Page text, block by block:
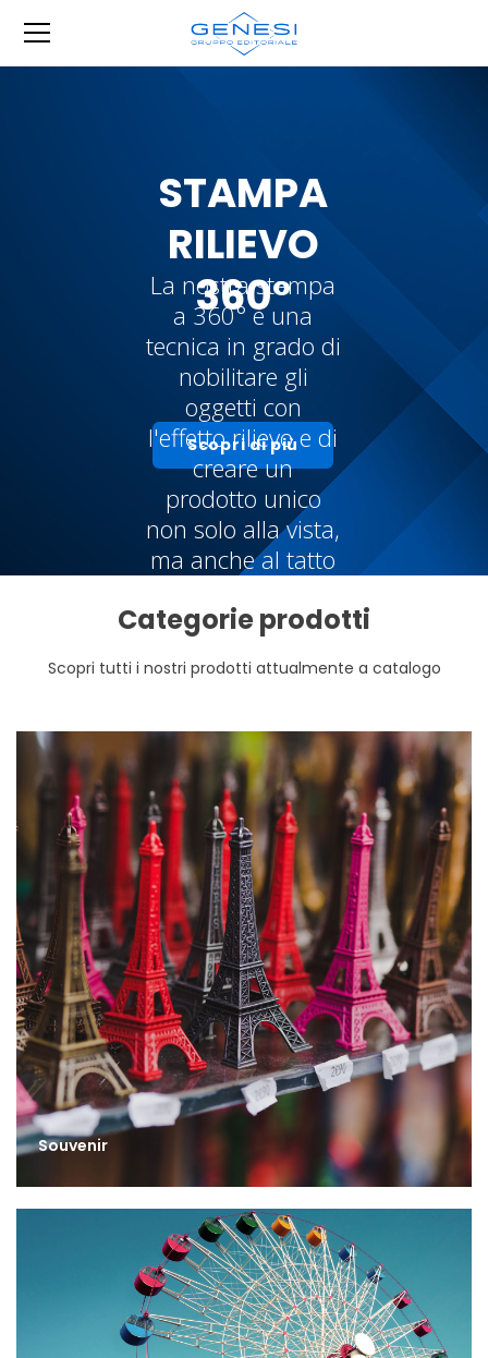
STAMPA
RILIEVO
360°
Scopri di più
La nostra stampa
a 360° è una
tecnica in grado di
nobilitare gli
oggetti con
l'effetto rilievo e di
creare un
prodotto unico
non solo alla vista,
ma anche al tatto
Categorie prodotti
Scopri tutti i nostri prodotti attualmente a catalogo
Souvenir